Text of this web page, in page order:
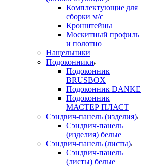
Комплектующие для
сборки м/с
Кронштейны
Москитный профиль
и полотно
Нащельники
Подоконники
Подоконник
BRUSBOX
Подоконник DANKE
Подоконник
МАСТЕР ПЛАСТ
Сэндвич-панель (изделия)
Сэндвич-панель
(изделия) белые
Сэндвич-панель (листы)
Сэндвич-панель
(листы) белые